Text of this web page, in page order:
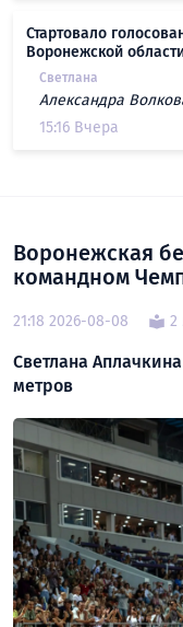
Стартовало
Воронежской
Светлана
Александра
15:16 Вчера
Воронежская
командном
21:18 2026-08-08 2
Светлана
метров